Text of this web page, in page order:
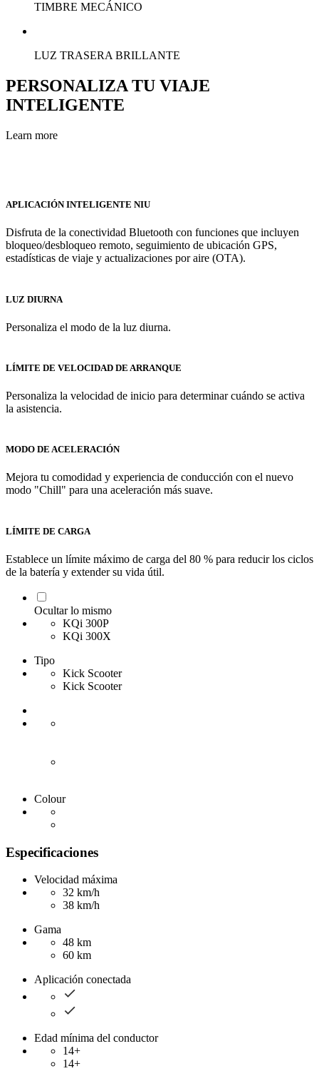
TIMBRE MECÁNICO
LUZ TRASERA BRILLANTE
PERSONALIZA TU VIAJE
INTELIGENTE
Learn more
APLICACIÓN INTELIGENTE NIU
Disfruta de la conectividad Bluetooth con funciones que incluyen
bloqueo/desbloqueo remoto, seguimiento de ubicación GPS,
estadísticas de viaje y actualizaciones por aire (OTA).
LUZ DIURNA
Personaliza el modo de la luz diurna.
LÍMITE DE VELOCIDAD DE ARRANQUE
Personaliza la velocidad de inicio para determinar cuándo se activa
la asistencia.
MODO DE ACELERACIÓN
Mejora tu comodidad y experiencia de conducción con el nuevo
modo "Chill" para una aceleración más suave.
LÍMITE DE CARGA
Establece un límite máximo de carga del 80 % para reducir los ciclos
de la batería y extender su vida útil.
Ocultar lo mismo
KQi 300P
KQi 300X
Tipo
Kick Scooter
Kick Scooter
Colour
Especificaciones
Velocidad máxima
32 km/h
38 km/h
Gama
48 km
60 km
Aplicación conectada
Edad mínima del conductor
14+
14+